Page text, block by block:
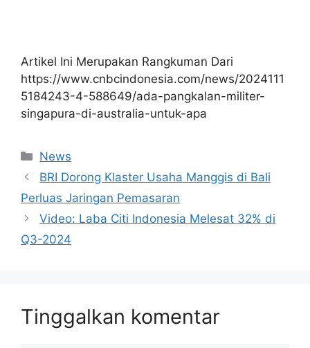
Artikel Ini Merupakan Rangkuman Dari
https://www.cnbcindonesia.com/news/2024111
5184243-4-588649/ada-pangkalan-militer-
singapura-di-australia-untuk-apa
Kategori
News
BRI Dorong Klaster Usaha Manggis di Bali
Perluas Jaringan Pemasaran
Video: Laba Citi Indonesia Melesat 32% di
Q3-2024
Tinggalkan komentar